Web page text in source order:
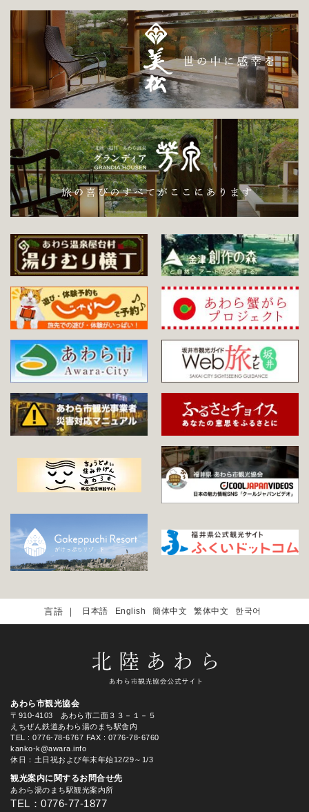
日本語 English 簡体中文 繁体中文 한국어
あわら市観光協会
〒910-4103 あわら市二面３３－１－５
えちぜん鉄道あわら湯のまち駅舎内
TEL
: 0776-78-6767 FAX : 0776-78-6760
kanko-k@awara.info
休日：土日祝および年末年始12/29～1/3
観光案内に関するお問合せ先
あわら湯のまち駅観光案内所
TEL：0776-77-1877